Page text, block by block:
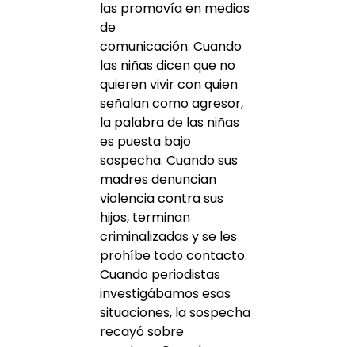
las promovía en medios
de
comunicación. Cuando
las niñas dicen que no
quieren vivir con quien
señalan como agresor,
la palabra de las niñas
es puesta bajo
sospecha. Cuando sus
madres denuncian
violencia contra sus
hijos, terminan
criminalizadas y se les
prohíbe todo contacto.
Cuando periodistas
investigábamos esas
situaciones, la sospecha
recayó sobre